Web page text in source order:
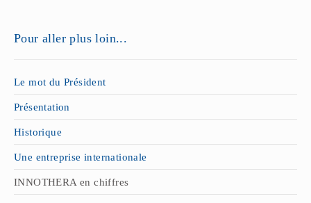
Pour aller plus loin...
Le mot du Président
Présentation
Historique
Une entreprise internationale
INNOTHERA en chiffres